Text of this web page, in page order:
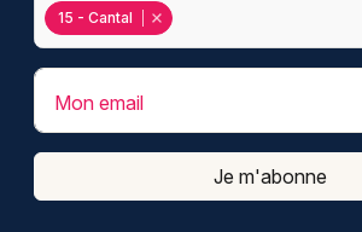
15 - Cantal
Mon email
Je m'abonne